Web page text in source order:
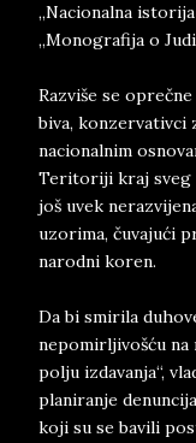
„Nacionalna
„Monografija o
Razviše se
biva, konzervativci
nacionalnim
Teritoriji kraj sveg
još uvek
uzorima, čuvajući
narodni koren.
Da bi smirila
nepomirljivošću na
polju izdavanja“,
planiranje
koji su se bavili